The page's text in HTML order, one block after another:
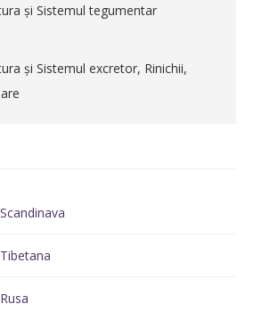
și Sistemul tegumentar
și Sistemul excretor, Rinichii,